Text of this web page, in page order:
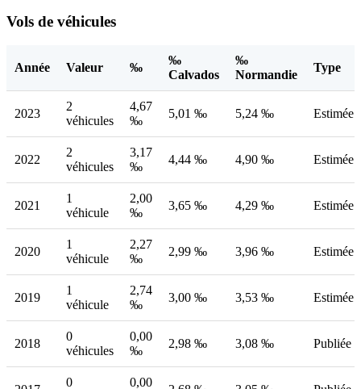
Vols de véhicules
Année Valeur ‰
‰
Calvados
‰
Normandie
Type
2023
2
véhicules
4,67
‰
5,01 ‰ 5,24 ‰ Estimée
2022
2
véhicules
3,17
‰
4,44 ‰ 4,90 ‰ Estimée
2021
1
véhicule
2,00
‰
3,65 ‰ 4,29 ‰ Estimée
2020
1
véhicule
2,27
‰
2,99 ‰ 3,96 ‰ Estimée
2019
1
véhicule
2,74
‰
3,00 ‰ 3,53 ‰ Estimée
2018
0
véhicules
0,00
‰
2,98 ‰ 3,08 ‰ Publiée
0
0,00